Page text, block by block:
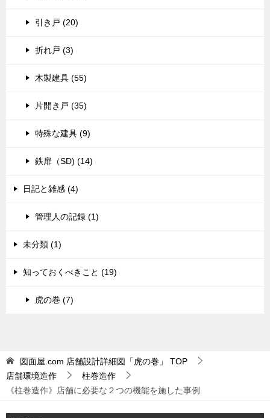
引き戸 (20)
折れ戸 (3)
木製建具 (55)
片開き戸 (35)
特殊な建具 (9)
鉄扉（SD) (14)
日記と雑感 (4)
管理人の記録 (1)
未分類 (1)
知っておくべきこと (19)
虎の巻 (7)
図面屋.com 店舗設計詳細図「虎の巻」
TOP
店舗環境造作
柱巻造作
《柱巻造作》店舗に必要な２つの機能を施した事例